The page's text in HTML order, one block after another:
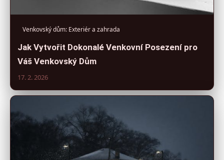
Venkovský dům: Exteriér a zahrada
Jak Vytvořit Dokonalé Venkovní Posezení pro
Váš Venkovský Dům
17. 2. 2026